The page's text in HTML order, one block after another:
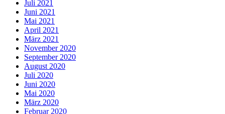
Juli 2021
Juni 2021
Mai 2021
April 2021
März 2021
November 2020
September 2020
August 2020
Juli 2020
Juni 2020
Mai 2020
März 2020
Februar 2020